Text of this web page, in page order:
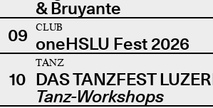
& Bruyante
09
CLUB
oneHSLU Fest 2026
10
TANZ
DAS TANZFEST
Tanz-Workshops